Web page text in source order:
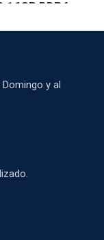
16GB DDR4
de 2666MHz,
sin
y al